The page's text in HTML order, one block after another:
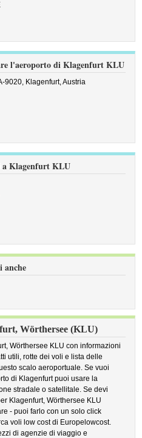
l'aeroporto di Klagenfurt KLU
9020, Klagenfurt, Austria
Klagenfurt KLU
anche
Wörthersee (KLU)
Wörthersee KLU con informazioni
utili, rotte dei voli e lista delle
scalo aeroportuale. Se vuoi
di Klagenfurt puoi usare la
stradale o satellitale. Se devi
Klagenfurt, Wörthersee KLU
- puoi farlo con un solo click
voli low cost di Europelowcost.
di agenzie di viaggio e